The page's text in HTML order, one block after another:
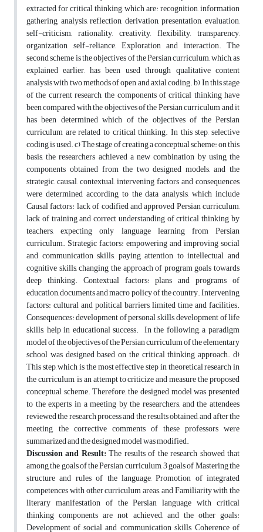
extracted for critical thinking, which are: recognition, information
gathering, analysis, reflection, derivation, presentation, evaluation,
self-criticism, rationality, creativity, flexibility, transparency,
organization, self-reliance, Exploration and interaction. The
second scheme is the objectives of the Persian curriculum, which, as
explained earlier, has been used through qualitative content
analysis with two methods of open and axial coding. b) In this stage
of the current research, the components of critical thinking have
been compared with the objectives of the Persian curriculum and it
has been determined which of the objectives of the Persian
curriculum are related to critical thinking. In this step, selective
coding is used. c) The stage of creating a conceptual scheme: on this
basis, the researchers achieved a new combination by using the
components obtained from the two designed models, and the
strategic, causal, contextual, intervening factors and consequences
were determined according to the data analysis, which include
Causal factors: lack of codified and approved Persian curriculum,
lack of training and correct understanding of critical thinking by
teachers, expecting only language learning from Persian
curriculum. Strategic factors: empowering and improving social
and communication skills, paying attention to intellectual and
cognitive skills, changing the approach of program goals towards
deep thinking. Contextual factors: plans and programs of
education, documents and macro policy of the country. Intervening
factors: cultural and political barriers, limited time and facilities.
Consequences: development of personal skills, development of life
skills, help in educational success. In the following, a paradigm
model of the objectives of the Persian curriculum of the elementary
school was designed based on the critical thinking approach. d)
This step, which is the most effective step in theoretical research in
the curriculum, is an attempt to criticize and measure the proposed
conceptual scheme. Therefore, the designed model was presented
to the experts in a meeting by the researchers, and the attendees
reviewed the research process and the results obtained, and after the
meeting, the corrective comments of these professors were
summarized and the designed model was modified.
Discussion and Result:The results of the research showed that
among the goals of the Persian curriculum, 3 goals of Mastering the
structure and rules of the language, Promotion of integrated
competences with other curriculum areas, and Familiarity with the
literary manifestation of the Persian language with critical
thinking components are not achieved, and the other goals:
Development of social and communication skills, Coherence of